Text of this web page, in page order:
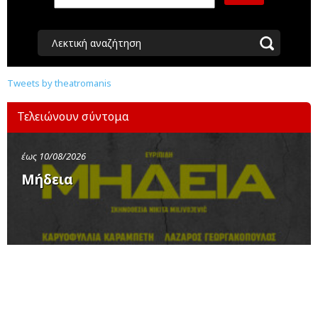
Λεκτική αναζήτηση
Tweets by theatromanis
Τελειώνουν σύντομα
έως 10/08/2026
Μήδεια